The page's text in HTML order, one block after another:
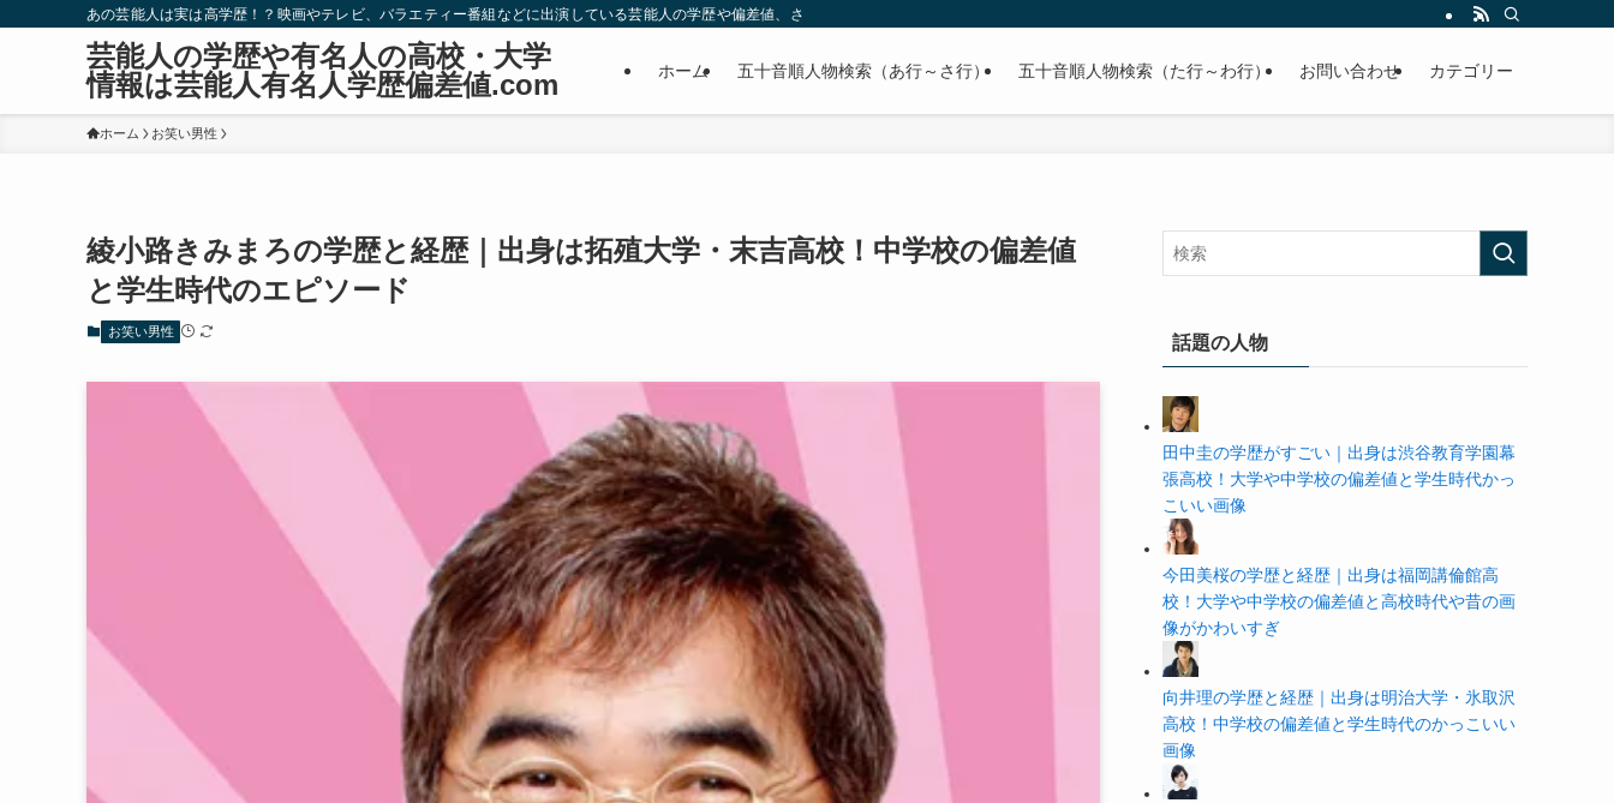
あの芸能人は実は高学歴！？映画やテレビ、バラエティー番組などに出演している芸能人の学歴や偏差値、さらに政治家やスポーツ選手などの有名人の学歴や高校・大学の偏差値まで紹介していきます。
芸能人の学歴や有名人の高校・大学
情報は芸能人有名人学歴偏差値.com
ホーム 五十音順人物検索（あ行～さ行） 五十音順人物検索（た行～わ行） お問い合わせ カテゴリー
ホーム お笑い男性
綾小路きみまろの学歴と経歴｜出身は拓殖大学・末吉高校！中学校の偏差値
と学生時代のエピソード
お笑い男性
話題の人物
田中圭の学歴がすごい｜出身は渋谷教育学園幕
張高校！大学や中学校の偏差値と学生時代かっ
こいい画像
今田美桜の学歴と経歴｜出身は福岡講倫館高
校！大学や中学校の偏差値と高校時代や昔の画
像がかわいすぎ
向井理の学歴と経歴｜出身は明治大学・氷取沢
高校！中学校の偏差値と学生時代のかっこいい
画像